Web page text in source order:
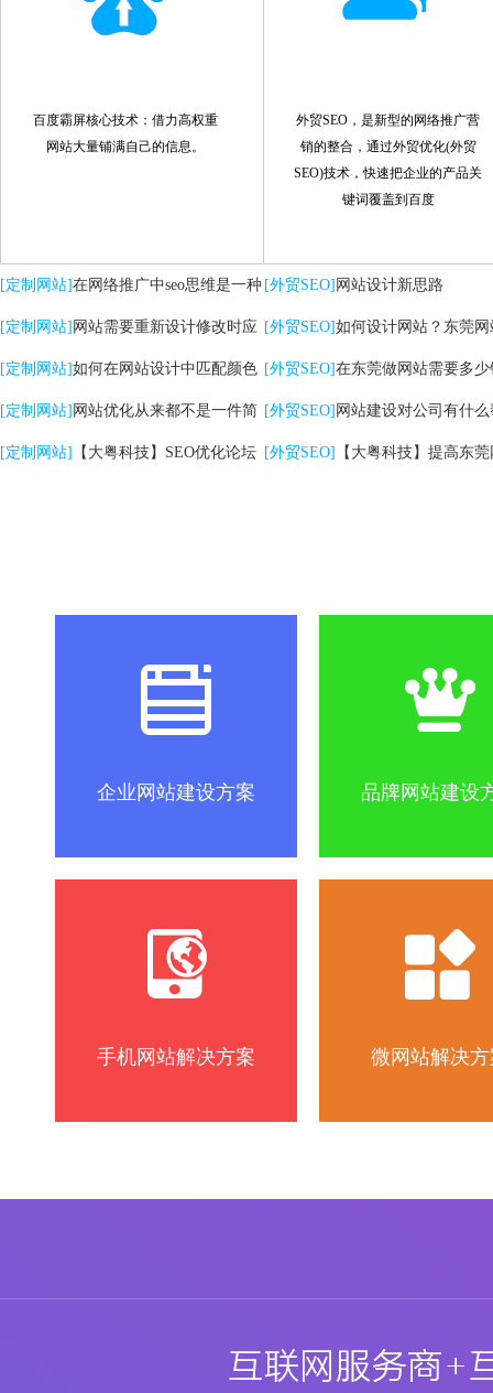
百度霸屏核心技术：借力高权重
网站大量铺满自己的信息。
外贸SEO，是新型的网络推广营
销的整合，通过外贸优化(外贸
SEO)技术，快速把企业的产品关
键词覆盖到百度
[定制网站]在网络推广中seo思维是一种
策略
[定制网站] 网站需要重新设计修改时应
注意哪些问题
[定制网站]如何在网站设计中匹配颜色
[定制网站] 网站优化从来都不是一件简
单的事情
[定制网站] 【大粤科技】SEO优化论坛
[外贸SEO] 网站设计新思路
[外贸SEO]如何设计网站？东莞网
计的核心是什么？
[外贸SEO]在东莞做网站需要多少
[外贸SEO] 网站建设对公司有什么
助？
[外贸SEO] 【大粤科技】提高东
企业网站建设方案 品牌网站建设
手机网站解决方案 微网站解决